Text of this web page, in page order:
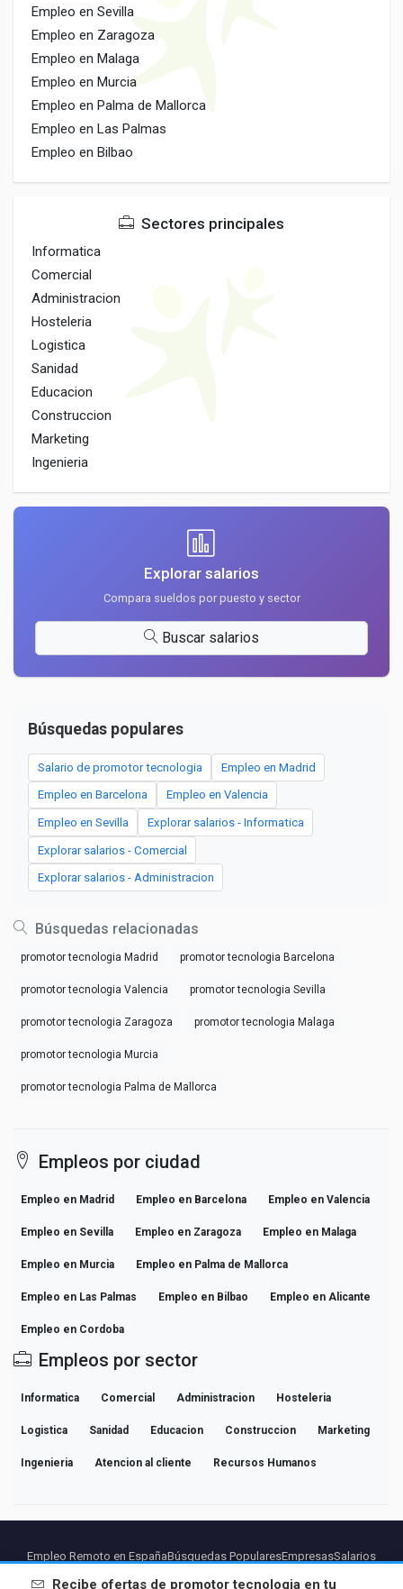
Empleo en Sevilla
Empleo en Zaragoza
Empleo en Malaga
Empleo en Murcia
Empleo en Palma de Mallorca
Empleo en Las Palmas
Empleo en Bilbao
Sectores principales
Informatica
Comercial
Administracion
Hosteleria
Logistica
Sanidad
Educacion
Construccion
Marketing
Ingenieria
Explorar salarios
Compara sueldos por puesto y sector
Buscar salarios
Búsquedas populares
Salario de promotor tecnologia Empleo en Madrid
Empleo en Barcelona Empleo en Valencia
Empleo en Sevilla Explorar salarios - Informatica
Explorar salarios - Comercial
Explorar salarios - Administracion
Búsquedas relacionadas
promotor tecnologia Madrid promotor tecnologia Barcelona
promotor tecnologia Valencia promotor tecnologia Sevilla
promotor tecnologia Zaragoza promotor tecnologia Malaga
promotor tecnologia Murcia
promotor tecnologia Palma de Mallorca
Empleos por ciudad
Empleo en Madrid Empleo en Barcelona Empleo en Valencia
Empleo en Sevilla Empleo en Zaragoza Empleo en Malaga
Empleo en Murcia Empleo en Palma de Mallorca
Empleo en Las Palmas Empleo en Bilbao Empleo en Alicante
Empleo en Cordoba
Empleos por sector
Informatica Comercial Administracion Hosteleria
Logistica Sanidad Educacion Construccion Marketing
Ingenieria Atencion al cliente Recursos Humanos
Recibe ofertas de promotor tecnologia en tu
Empleo Remoto en EspañaBúsquedas PopularesEmpresasSalarios